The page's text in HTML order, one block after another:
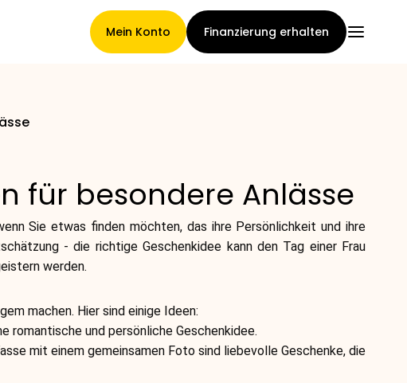
Mein Konto Finanzierung erhalten
Konditionen der
Forderungsabtretung
Markengalerie
für besondere Anlässe
Sie etwas finden möchten, das ihre Persönlichkeit und ihre
- die richtige Geschenkidee kann den Tag einer Frau
werden.
machen. Hier sind einige Ideen:
und persönliche Geschenkidee.
mit einem gemeinsamen Foto sind liebevolle Geschenke, die